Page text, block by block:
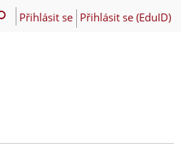
Přihlásit se Přihlásit se (EduID)